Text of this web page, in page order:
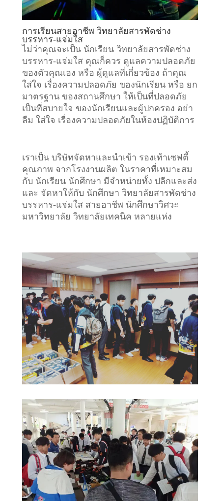
การเรียนสายอาชีพ วิทยาลัยสารพัดช่าง
บรรหาร-แจ่มใส
ไม่ว่าคุณจะเป็น นักเรียน วิทยาลัยสารพัดช่าง
บรรหาร-แจ่มใส คุณก็ควร ดูแลความปลอดภัย
ของตัวคุณเอง หรือ ผู้ดูแลที่เกี่ยวข้อง ถ้าคุณ
ใส่ใจ เรื่องความปลอดภัย ของนักเรียน หรือ ยก
มาตรฐาน ของสถานศึกษา ให้เป็นที่ปลอดภัย
เป็นที่สบายใจ ของนักเรียนและผู้ปกครอง อย่า
ลืม ใส่ใจ เรื่องความปลอดภัยในห้องปฏิบัติการ
เราเป็น บริษัทจัดหาและนำเข้า รองเท้าเซฟตี้
คุณภาพ จากโรงงานผลิต ในราคาที่เหมาะสม
กับ นักเรียน นักศึกษา มีจำหน่ายทั้ง ปลีกและส่ง
และ จัดหาให้กับ นักศึกษา วิทยาลัยสารพัดช่าง
บรรหาร-แจ่มใส สายอาชีพ นักศึกษาวิศวะ
มหาวิทยาลัย วิทยาลัยเทคนิค หลายแห่ง